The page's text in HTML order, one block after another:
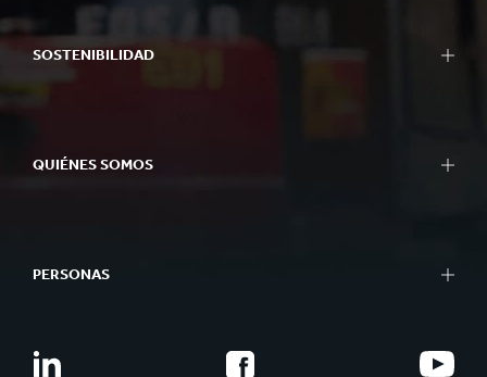
SOSTENIBILIDAD
QUIÉNES SOMOS
PERSONAS